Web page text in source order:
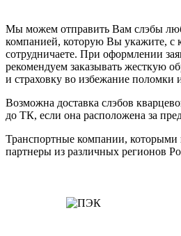
Мы можем отправить Вам слэбы
компанией, которую Вы укажите,
сотрудничаете. При оформлении
рекомендуем заказывать жесткую
и страховку во избежание поломки
Возможна доставка слэбов
до ТК, если она расположена за
Транспортные компании, которыми
партнеры из различных регионов